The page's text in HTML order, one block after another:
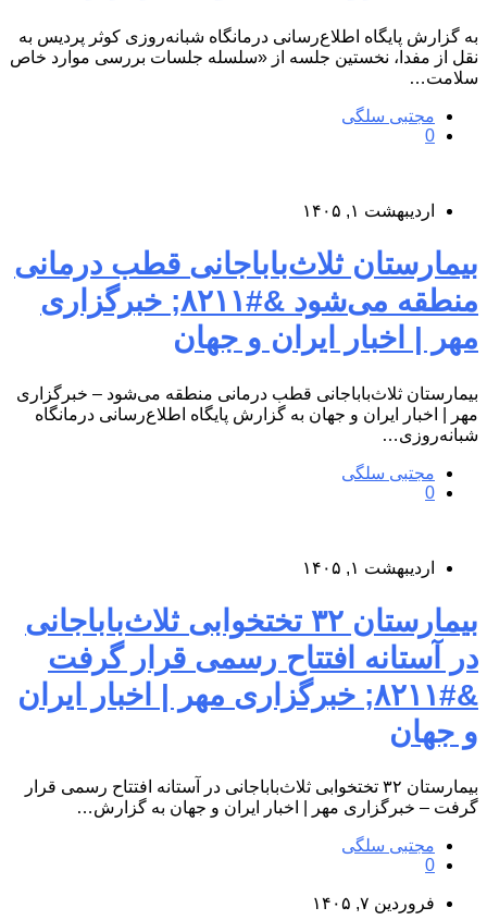
به گزارش پایگاه اطلاع‌رسانی درمانگاه شبانه‌روزی کوثر پردیس به
نقل از مفدا، نخستین جلسه از «سلسله جلسات بررسی موارد خاص
سلامت…
مجتبی سلگی
0
اردیبهشت ۱, ۱۴۰۵
بیمارستان ثلاث‌باباجانی قطب درمانی
منطقه می‌شود &#۸۲۱۱; خبرگزاری
مهر | اخبار ایران و جهان
بیمارستان ثلاث‌باباجانی قطب درمانی منطقه می‌شود – خبرگزاری
مهر | اخبار ایران و جهان به گزارش پایگاه اطلاع‌رسانی درمانگاه
شبانه‌روزی…
مجتبی سلگی
0
اردیبهشت ۱, ۱۴۰۵
بیمارستان ۳۲ تختخوابی ثلاث‌باباجانی
در آستانه افتتاح رسمی قرار گرفت
&#۸۲۱۱; خبرگزاری مهر | اخبار ایران
و جهان
بیمارستان ۳۲ تختخوابی ثلاث‌باباجانی در آستانه افتتاح رسمی قرار
گرفت – خبرگزاری مهر | اخبار ایران و جهان به گزارش…
مجتبی سلگی
0
فروردین ۷, ۱۴۰۵